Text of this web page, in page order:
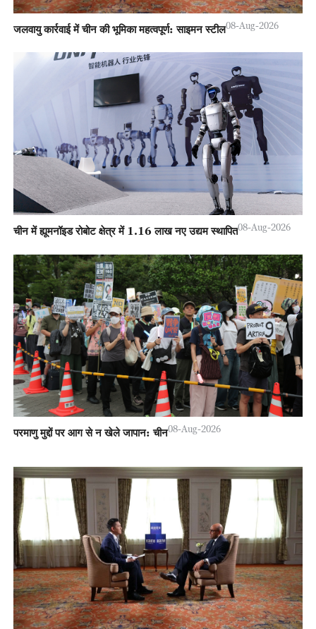
जलवायु कार्रवाई में चीन की भूमिका महत्वपूर्ण: साइमन स्टील08-Aug-2026
चीन में ह्यूमनॉइड रोबोट क्षेत्र में 1.16 लाख नए उद्यम स्थापित08-Aug-2026
परमाणु मुद्दों पर आग से न खेले जापान: चीन08-Aug-2026